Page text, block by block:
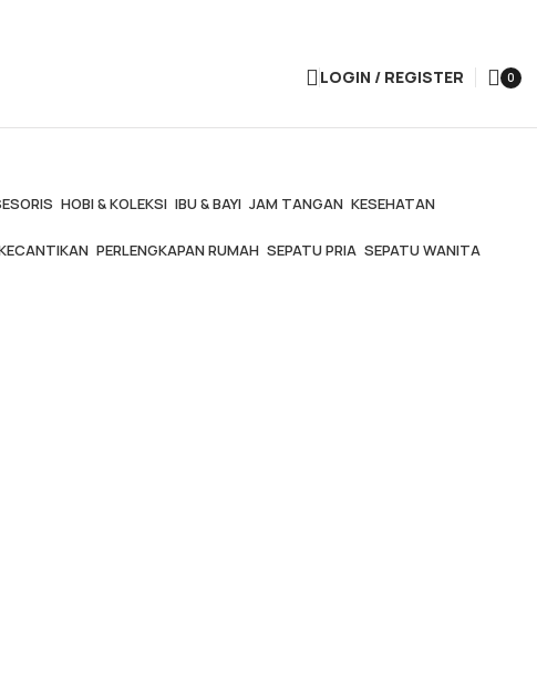
LOGIN / REGISTER
0
HOBI & KOLEKSI IBU & BAYI JAM TANGAN KESEHATAN
PERLENGKAPAN RUMAH SEPATU PRIA SEPATU WANITA